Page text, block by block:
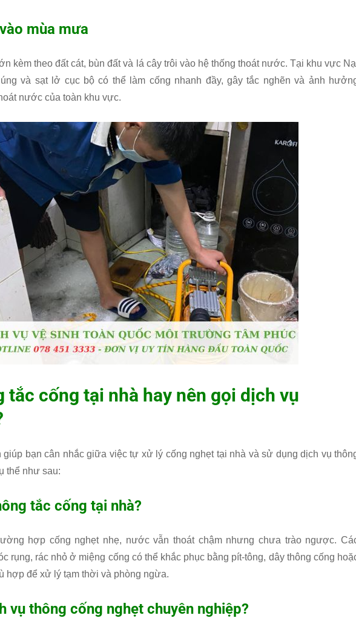
mùa mưa
kèm theo đất cát, bùn đất và lá cây trôi vào hệ thống thoát nước. Tại khu vực
và sạt lở cục bộ có thể làm cống nhanh đầy, gây tắc nghẽn và ảnh
nước của toàn khu vực.
tắc cống tại nhà hay nên gọi dịch vụ
bạn cân nhắc giữa việc tự xử lý cống nghẹt tại nhà và sử dụng dịch vụ
thể như sau:
tắc cống tại nhà?
hợp cống nghẹt nhẹ, nước vẫn thoát chậm nhưng chưa trào ngược.
rụng, rác nhỏ ở miệng cống có thể khắc phục bằng pít-tông, dây thông cống
hợp để xử lý tạm thời và phòng ngừa.
vụ thông cống nghẹt chuyên nghiệp?